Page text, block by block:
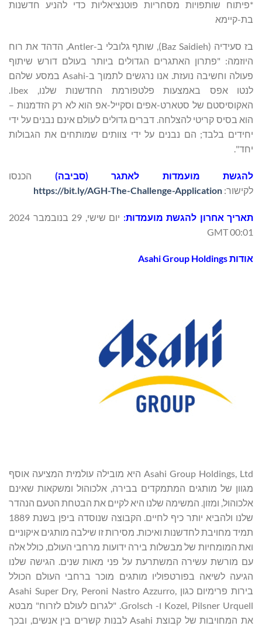
*פיתוח שותפויות מסחריות פוטנציאליות כדי להניע חדשנות
בת-קיימא
בז סעידיה (Baz Saidieh), שותף גלובלי ב-Antler, הדהד את רוח
היוזמה: "פתרון האתגרים הגדולים ביותר בעולם דורש שיתוף
פעולה וחשיבה נועזת. אנו נרגשים לתמוך ב-Asahi במסע שלהם
לנטו אפס באמצעות פלטפורמת החדשנות שלנו, Ibex.
האקוסיסטם של סטארט-אפים וסקייל-אפ הוא לא רק הזדמנות –
הוא בסיס קריטי להצלחה. דברים גדולים לעולם אינם נבנים על ידי
יחידים בלבד; הם נבנים על ידי צוותים שמותחים את הגבולות
יחד".
להגשת מועמדות לאתגר (סביבה) הכנסו
לקישור: https://bit.ly/AGH-The-Challenge-Application
תאריך אחרון להגשת מועמדות:
יום שישי, 29 בנובמבר 2024
00:01 GMT
אודות Asahi Group Holdings
Asahi Group Holdings, Ltd היא מובילה עולמית המציעה אוסף
מגוון של מותגים המתמקדים בבירה, אלכוהול ומשקאות שאינם
אלכוהול, ומזון. המשימה שלנו היא לקיים את הבטחת הטעם הנהדר
שלנו ולהביא יותר כיף לחיים. הקבוצה שנוסדה ביפן בשנת 1889
תמיד מחויבת לחדשנות ואיכות. מסירות זו שילבה מותגים איקוניים
ואת המומחיות של מבשלות בירה ידועות מרחבי העולם, כולל אלה
עם מורשת עשירה המשתרעת על פני מאות שנים. הגישה שלנו
הגיעה לשיאה בפורטפוליו מותגים מוכר ברחבי העולם הכולל
בירות פרימיום כגון Asahi Super Dry, Peroni Nastro Azzurro,
Kozel, Pilsner Urquell ו- Grolsch. "לגרום לעולם לזרוח" מבטא
את המחויבות של קבוצת Asahi לבנות קשרים בין אנשים, ובכך